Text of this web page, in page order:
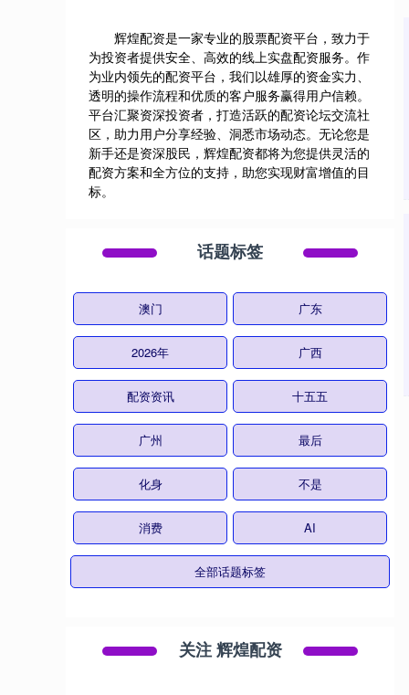
辉煌配资是一家专业的股票配资平台，致力于
为投资者提供安全、高效的线上实盘配资服务。作
为业内领先的配资平台，我们以雄厚的资金实力、
透明的操作流程和优质的客户服务赢得用户信赖。
平台汇聚资深投资者，打造活跃的配资论坛交流社
区，助力用户分享经验、洞悉市场动态。无论您是
新手还是资深股民，辉煌配资都将为您提供灵活的
配资方案和全方位的支持，助您实现财富增值的目
标。
话题标签
澳门 广东
2026年 广西
配资资讯 十五五
广州 最后
化身 不是
消费 AI
全部话题标签
关注 辉煌配资